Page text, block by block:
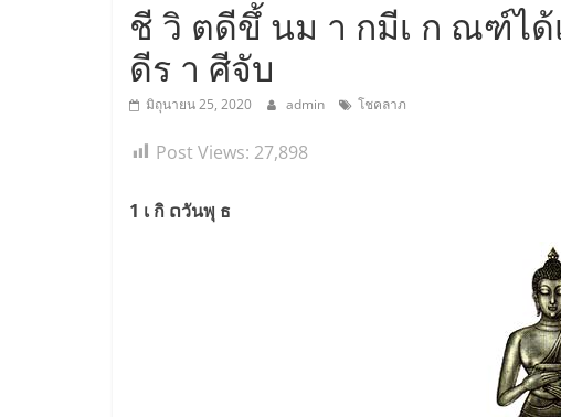
ชี วิ ตดีขึ้ นม า กมีเ ก ณฑ์ได้
ดีร า ศีจับ
มิถุนายน 25, 2020 admin โชคลาภ
Post Views: 27,898
1 เ กิ ດวันพุ ธ